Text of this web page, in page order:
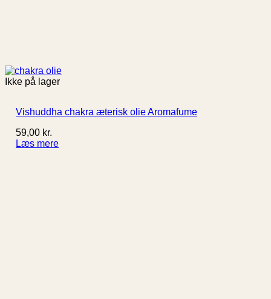
Ikke på lager
Vishuddha chakra æterisk olie Aromafume
59,00 kr.
Læs mere